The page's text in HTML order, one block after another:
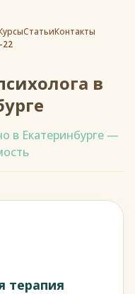
СтатьиКонтакты
22
в
в Екатеринбурге —
терапия